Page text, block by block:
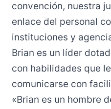
convención, nuestra
enlace del personal
instituciones y
Brian es un líder
con habilidades que
comunicarse con
«Brian es un hombre